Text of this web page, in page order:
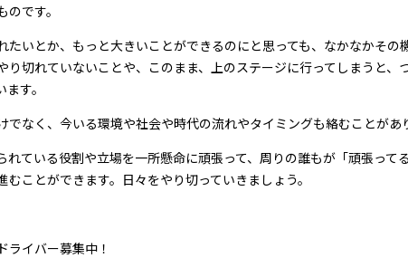
です。
たいとか、もっと大きいことができるのにと思っても、なかなかそ
り切れていないことや、このまま、上のステージに行ってしまうと
す。
でなく、今いる環境や社会や時代の流れやタイミングも絡むことがあ
れている役割や立場を一所懸命に頑張って、周りの誰もが「頑張って
ことができます。日々をやり切っていきましょう。
ライバー募集中！